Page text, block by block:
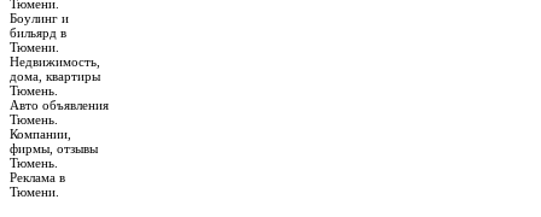
Тюмени.
Боулинг и
бильярд в
Тюмени.
Недвижимость,
дома, квартиры
Тюмень.
Авто объявления
Тюмень.
Компании,
фирмы, отзывы
Тюмень.
Реклама в
Тюмени.